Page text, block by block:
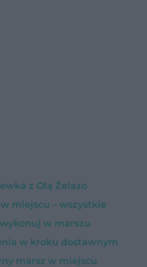
z Olą Żelazo
miejscu – wszystkie
w marszu
w kroku dostawnym
marsz w miejscu